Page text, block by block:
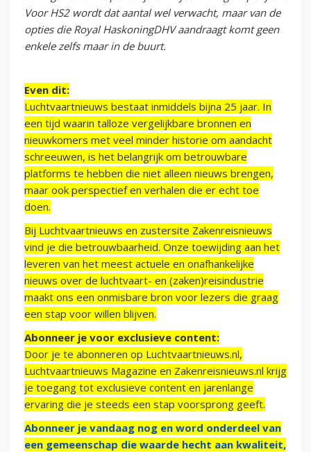
Voor HS2 wordt dat aantal wel verwacht, maar van de
opties die Royal HaskoningDHV aandraagt komt geen
enkele zelfs maar in de buurt.
Even dit:
Luchtvaartnieuws bestaat inmiddels bijna 25 jaar. In
een tijd waarin talloze vergelijkbare bronnen en
nieuwkomers met veel minder historie om aandacht
schreeuwen, is het belangrijk om betrouwbare
platforms te hebben die niet alleen nieuws brengen,
maar ook perspectief en verhalen die er echt toe
doen.
Bij Luchtvaartnieuws en zustersite Zakenreisnieuws
vind je die betrouwbaarheid. Onze toewijding aan het
leveren van het meest actuele en onafhankelijke
nieuws over de luchtvaart- en (zaken)reisindustrie
maakt ons een onmisbare bron voor lezers die graag
een stap voor willen blijven.
Abonneer je voor exclusieve content:
Door je te abonneren op Luchtvaartnieuws.nl,
Luchtvaartnieuws Magazine en Zakenreisnieuws.nl krijg
je toegang tot exclusieve content en jarenlange
ervaring die je steeds een stap voorsprong geeft.
Abonneer je vandaag nog en word onderdeel van
een gemeenschap die waarde hecht aan kwaliteit,